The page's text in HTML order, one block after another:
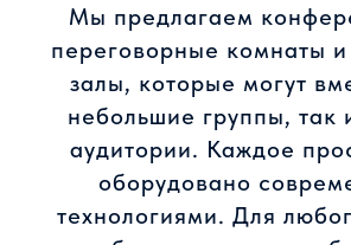
Мы предлагаем
переговорные комнаты
залы, которые могут
небольшие группы, так
аудитории. Каждое
оборудовано
технологиями. Для